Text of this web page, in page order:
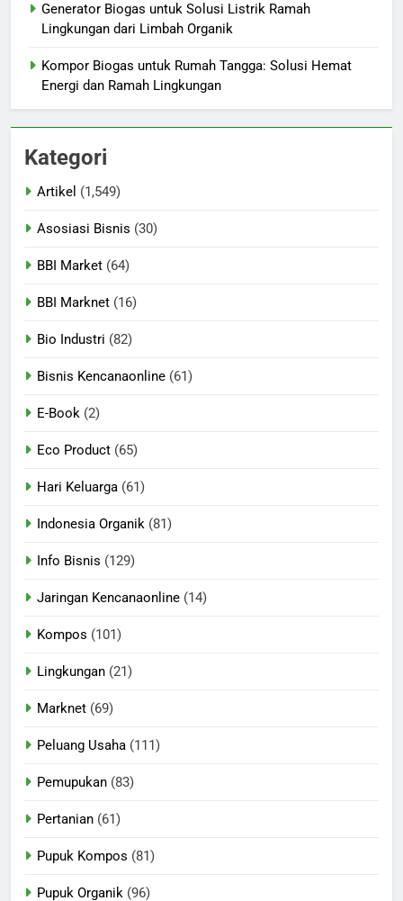
Generator Biogas untuk Solusi Listrik Ramah
Lingkungan dari Limbah Organik
Kompor Biogas untuk Rumah Tangga: Solusi Hemat
Energi dan Ramah Lingkungan
Kategori
Artikel (1,549)
Asosiasi Bisnis (30)
BBI Market (64)
BBI Marknet (16)
Bio Industri (82)
Bisnis Kencanaonline (61)
E-Book (2)
Eco Product (65)
Hari Keluarga (61)
Indonesia Organik (81)
Info Bisnis (129)
Jaringan Kencanaonline (14)
Kompos (101)
Lingkungan (21)
Marknet (69)
Peluang Usaha (111)
Pemupukan (83)
Pertanian (61)
Pupuk Kompos (81)
Pupuk Organik (96)